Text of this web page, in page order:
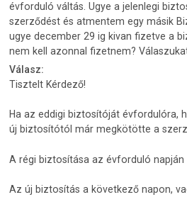
évforduló váltás. Ugye a jelenlegi
szerződést és atmentem egy másik
ugye december 29 ig kivan fizetve a
nem kell azonnal fizetnem?
Válasz:
Tisztelt Kérdező!
Ha az eddigi biztosítóját évfordulóra,
új biztosítótól már megkötötte a
A régi biztosítása az évforduló napján
Az új biztosítás a következő napon,